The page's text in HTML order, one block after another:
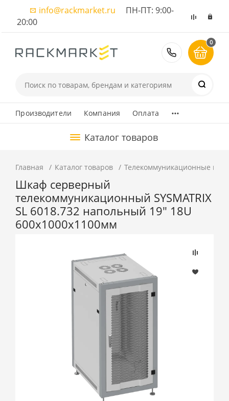
info@rackmarket.ru ПН-ПТ: 9:00-
20:00
8 (495)
0
Производители Компания Оплата ...
Каталог товаров
Главная Каталог товаров Телекоммуникационные
Шкаф серверный
телекоммуникационный SYSMATRIX
SL 6018.732 напольный 19" 18U
600x1000x1100мм